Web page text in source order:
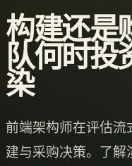
构建还是
队何时投
染
前端架构师在评估流
建与采购决策。了